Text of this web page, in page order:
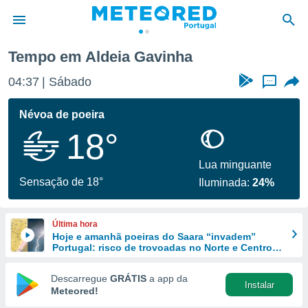
da
foi
fornecidas
a este
das
e
forma
digital
Tempo em Aldeia Gavinha
04:37 Sábado ...
Névoa de poeira
18°
Sensação de 18°
Lua minguante
Iluminada:24%
Última hora
Hoje e amanhã poeiras do Saara “invadem”
Portugal: risco de trovoadas no Norte e Centro
Descarregue GRÁTIS a app da
Meteored!
Instalar